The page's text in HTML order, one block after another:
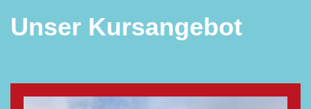
Unser Kursangebot